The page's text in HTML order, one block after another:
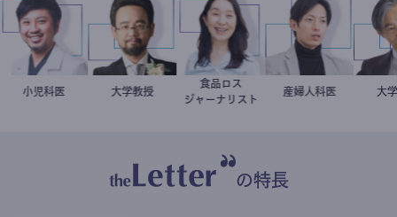
今西洋介
小児科医 金谷一朗
大学教授 井出留美
食品ロス
ジャーナリスト
重見大介
産婦人科医
の特長